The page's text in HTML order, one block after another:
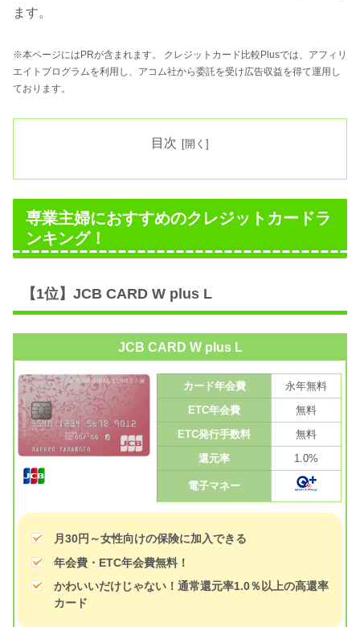
ます。
※本ページにはPRが含まれます。 クレジットカード比較Plusでは、アフィリ
エイトプログラムを利用し、アコム社から委託を受け広告収益を得て運用し
ております。
目次
専業主婦におすすめのクレジットカードラ
ンキング！
【1位】JCB CARD W plus L
JCB CARD W plus L
カード年会費
永年無料
ETC年会費
無料
ETC発行手数料
無料
還元率
1.0%
電子マネー
月30円～女性向けの保険に加入できる
年会費・ETC年会費無料！
かわいいだけじゃない！通常還元率1.0％以上の高還率
カード